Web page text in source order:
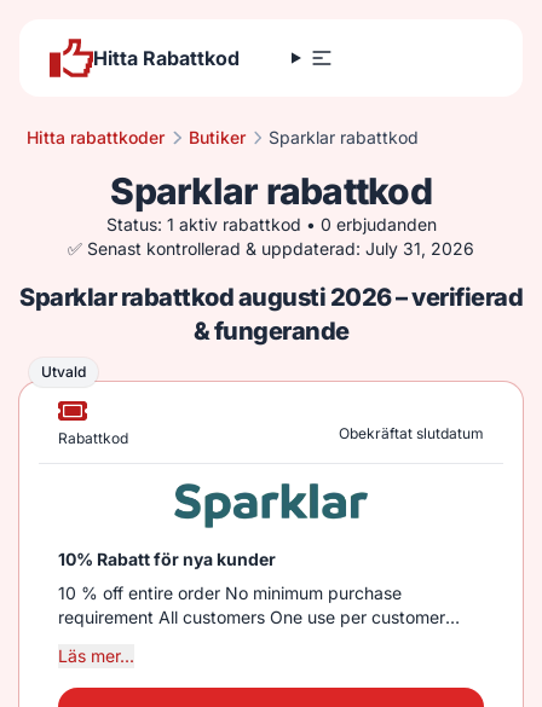
Hitta Rabattkod
Hitta rabattkoder Butiker Sparklar rabattkod
Sparklar rabattkod
Status: 1 aktiv rabattkod • 0 erbjudanden
✅ Senast kontrollerad & uppdaterad: July 31, 2026
Sparklar rabattkod augusti 2026 – verifierad
& fungerande
Utvald
Rabattkod Obekräftat slutdatum
10% Rabatt för nya kunder
10 % off entire order No minimum purchase
requirement All customers One use per customer
today
Läs mer...